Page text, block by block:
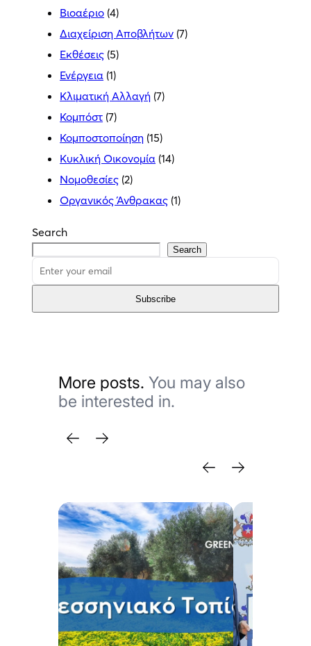
Βιοαέριο (4)
Διαχείριση Αποβλήτων (7)
Εκθέσεις (5)
Ενέργεια (1)
Κλιματική Αλλαγή (7)
Κομπόστ (7)
Κομποστοποίηση (15)
Κυκλική Οικονομία (14)
Νομοθεσίες (2)
Οργανικός Άνθρακας (1)
Search
Search
Subscribe
More posts.You may also
be interested in.